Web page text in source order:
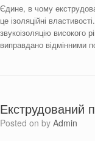
Єдине, в чому
це ізоляційні
звукоізоляцію високого
виправдано відмінними
Екструдований
Posted on by Admin